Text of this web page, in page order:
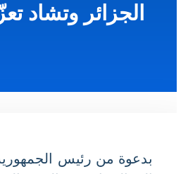
الجزائر وتشاد تعزّزان
بدعوة من رئيس الجمهورية